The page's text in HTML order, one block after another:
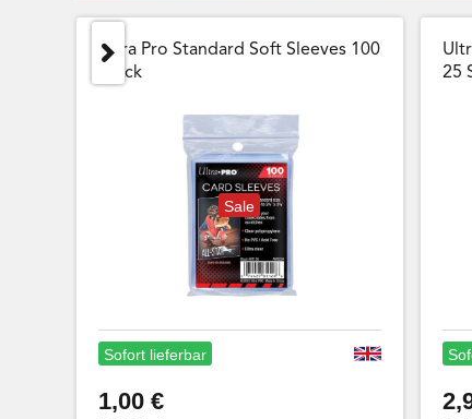
Ultra Pro Standard Soft Sleeves 100
Stück
Sale
Sofort lieferbar
1,00 €
25